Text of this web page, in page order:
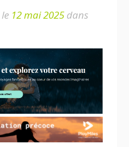
le 12 mai 2025 dans